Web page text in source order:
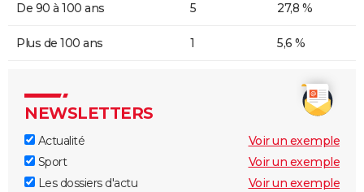
De 90 à 100 ans 5 27,8 %
Plus de 100 ans 1 5,6 %
NEWSLETTERS
Actualité
Voir un exemple
Sport
Voir un exemple
Les dossiers d'actu
Voir un exemple